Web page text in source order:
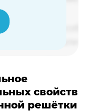
свойств
решётки